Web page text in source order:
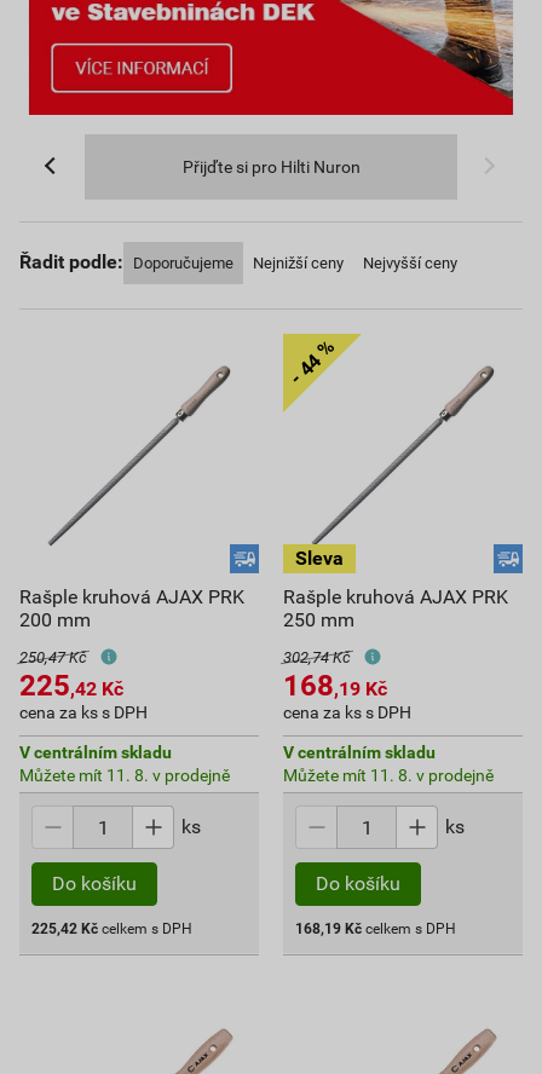
Přijďte si pro Hilti Nuron
Řadit podle: Doporučujeme Nejnižší ceny Nejvyšší ceny
Rašple kruhová AJAX PRK
200 mm
250,47 Kč
225,42 Kč
cena za ks s DPH
V centrálním skladu
Můžete mít 11. 8. v prodejně
ks
Do košíku
225,42 Kč celkem s DPH
Rašple kruhová AJAX PRK
250 mm
302,74 Kč
168,19 Kč
cena za ks s DPH
V centrálním skladu
Můžete mít 11. 8. v prodejně
ks
Do košíku
168,19 Kč celkem s DPH